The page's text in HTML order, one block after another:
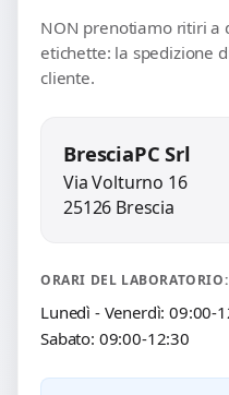
NON prenotiamo ritiri a
etichette: la spedizione
cliente.
BresciaPC Srl
Via Volturno 16
25126 Brescia
ORARI DEL LABORATORIO:
Lunedì - Venerdì: 09:00-
Sabato: 09:00-12:30